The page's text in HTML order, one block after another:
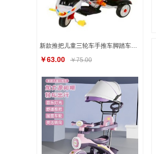
新款推把儿童三轮车手推车脚踏车自行车 童车厂
￥63.00 ￥75.00